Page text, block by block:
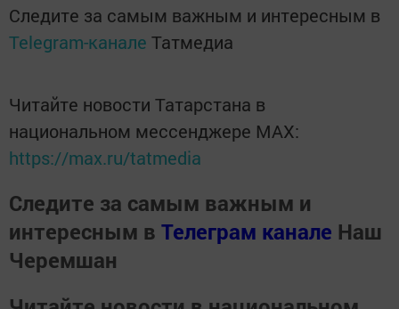
Следите за самым важным и интересным в
Telegram-канале Татмедиа
Читайте новости Татарстана в
национальном мессенджере MАХ:
https://max.ru/tatmedia
Следите за самым важным и
интересным в Телеграм канале Наш
Черемшан